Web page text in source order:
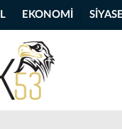
EKONOMİ